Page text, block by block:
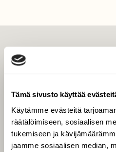
Tämä sivusto käyttää
Käytämme evästeitä
räätälöimiseen, sosiaalisen
tukemiseen ja
jaamme sosiaalisen median,